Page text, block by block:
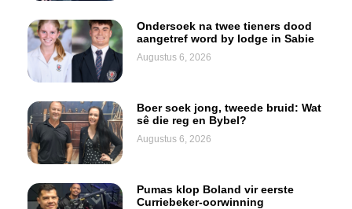
Ondersoek na twee tieners dood
aangetref word by lodge in Sabie
Augustus 6, 2026
Boer soek jong, tweede bruid: Wat
sê die reg en Bybel?
Augustus 6, 2026
Pumas klop Boland vir eerste
Curriebeker-oorwinning